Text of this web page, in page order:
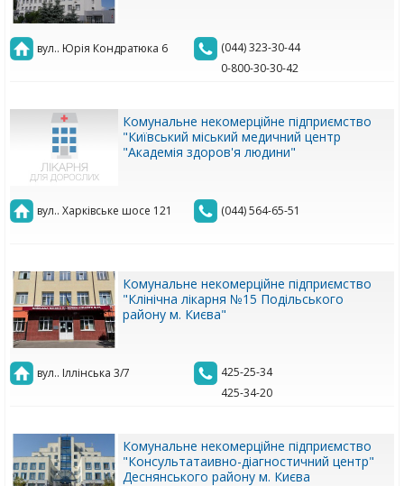
вул.. Юрія Кондратюка 6
(044) 323-30-44
0-800-30-30-42
Комунальне некомерційне підприємство
"Київський міський медичний центр
"Академія здоров'я людини"
вул.. Харківське шосе 121 (044) 564-65-51
Комунальне некомерційне підприємство
"Клінічна лікарня №15 Подільського
району м. Києва"
вул.. Іллінська 3/7
425-25-34
425-34-20
Комунальне некомерційне підприємство
"Консультатаивно-діагностичний центр"
Деснянського району м. Києва